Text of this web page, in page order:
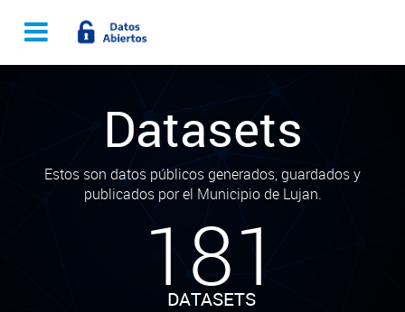
Datasets
Estos son datos públicos generados, guardados y
publicados por el Municipio de Lujan.
181
DATASETS